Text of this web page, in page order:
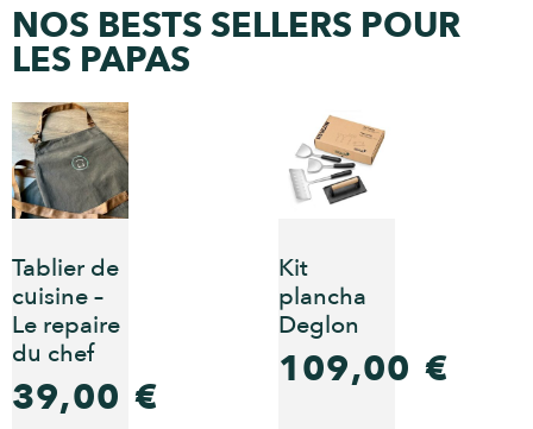
NOS BESTS SELLERS POUR
LES PAPAS
Tablier de
cuisine –
Le repaire
du chef
39,00€
Kit
plancha
Deglon
109,00€